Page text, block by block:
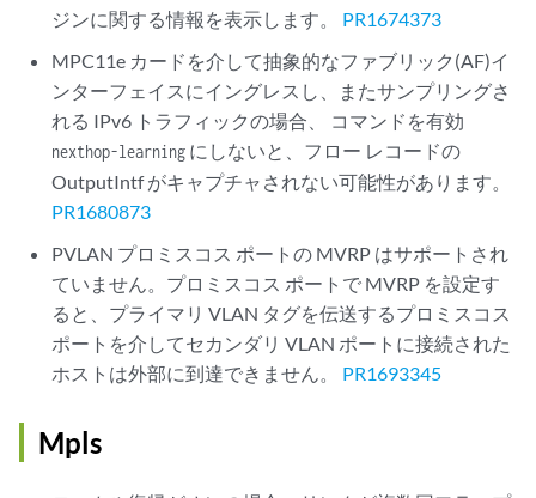
ジンに関する情報を表示します。 PR1674373
MPC11e カードを介して抽象的なファブリック(AF)イ
ンターフェイスにイングレスし、またサンプリングさ
れる IPv6 トラフィックの場合、 コマンドを有効
nexthop-learning にしないと、フロー レコードの
OutputIntf がキャプチャされない可能性があります。
PR1680873
PVLAN プロミスコス ポートの MVRP はサポートされ
ていません。プロミスコス ポートで MVRP を設定す
ると、プライマリ VLAN タグを伝送するプロミスコス
ポートを介してセカンダリ VLAN ポートに接続された
ホストは外部に到達できません。 PR1693345
Mpls